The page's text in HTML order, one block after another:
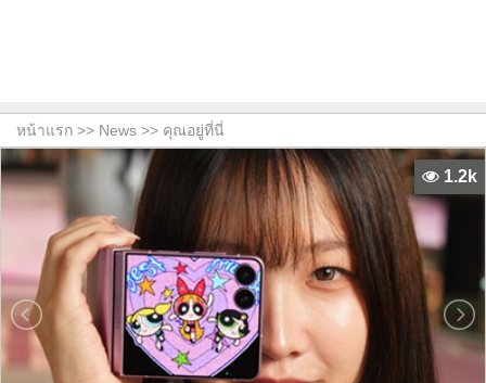
หน้าแรก >> News >> คุณอยู่ที่นี่
1.2k